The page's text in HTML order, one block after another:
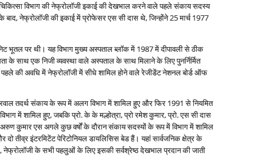
विभाग की नेफ्रोलॉजी इकाई की देखभाल करने वाले पहले संकाय सदस्‍य
नेफ्रोलॉजी की इकाई में प्रोफेसर एस सी दास थे, जिन्‍होंने 25 मार्च 1977
भूतल पर थी। यह विभाग मुख्य अस्पताल ब्लॉक में 1987 में दीपावली से ठीक
के साथ एक निजी व्‍यवस्‍था वाले अस्पताल के साथ मिलाने के लिए पुनर्निर्मित
की अवधि में नेफ्रोलॉजी में सीधे शामिल होने वाले रेजीडेंट नेशनल बोर्ड ऑफ
तदर्थ संकाय के रूप में अलग विभाग में शामिल हुए और फिर 1991 से नियमित
में शामिल हुए, जबकि प्रो. के के मल्होत्रा, प्रो रमेश कुमार, प्रो. एस सी दास
अरुण कुमार एस अगले कुछ वर्षों के दौरान संकाय सदस्यों के रूप में विभाग में शामिल
तीव्र इंटरमिटेंट पेरिटोनियल डायलिसिस बेड हैं। यहां सार्वजनिक क्षेत्र के
नेफ्रोलॉजी के सभी पहलुओं के लिए इसकी सर्वश्रेष्ठ देखभाल प्रदान की जाती